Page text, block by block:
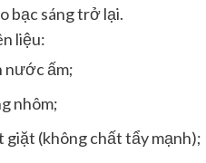
bạc sáng trở lại.
liệu:
nước ấm;
nhôm;
giặt (không chất tẩy mạnh);